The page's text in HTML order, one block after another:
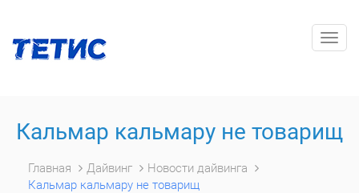
Кальмар кальмару не товарищ
Главная Дайвинг
Новости дайвинга
Кальмар кальмару не товарищ